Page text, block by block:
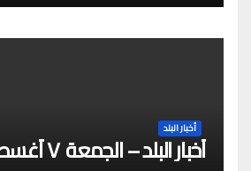
أخبار البلد
أخبار البلد – الجمعة ٧ أغسطس ٢٠٢٦م